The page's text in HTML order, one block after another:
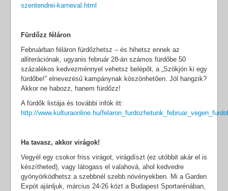
szentendrei-karneval.html
Fürdőzz féláron
Februárban féláron fürdőzhetsz – és hihetsz ennek az
alliterációnak, ugyanis február 28-án számos fürdőbe 50
százalékos kedvezménnyel vehetsz belépőt, a „Szökjön ki egy
fürdőbe!” elnevezésű kampánynak köszönhetően. Jól hangzik?
Akkor ne habozz, hanem fürdőzz!
A fürdők listája és további infók itt:
http://www.kulturaonline.hu/
Ha tavasz, akkor virágok!
Vegyél egy csokor friss virágot, virágdíszt (ez utóbbit akár el is
készítheted), vagy látogass el valahová, ahol kedvedre
gyönyörködhetsz a szebbnél szebb növényekben. Mi a Garden
Expót ajánljuk, március 24-26 közt a Budapest Sportarénában,